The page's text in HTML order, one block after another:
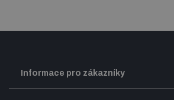
Informace pro zákazníky